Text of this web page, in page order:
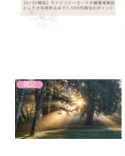
雑記